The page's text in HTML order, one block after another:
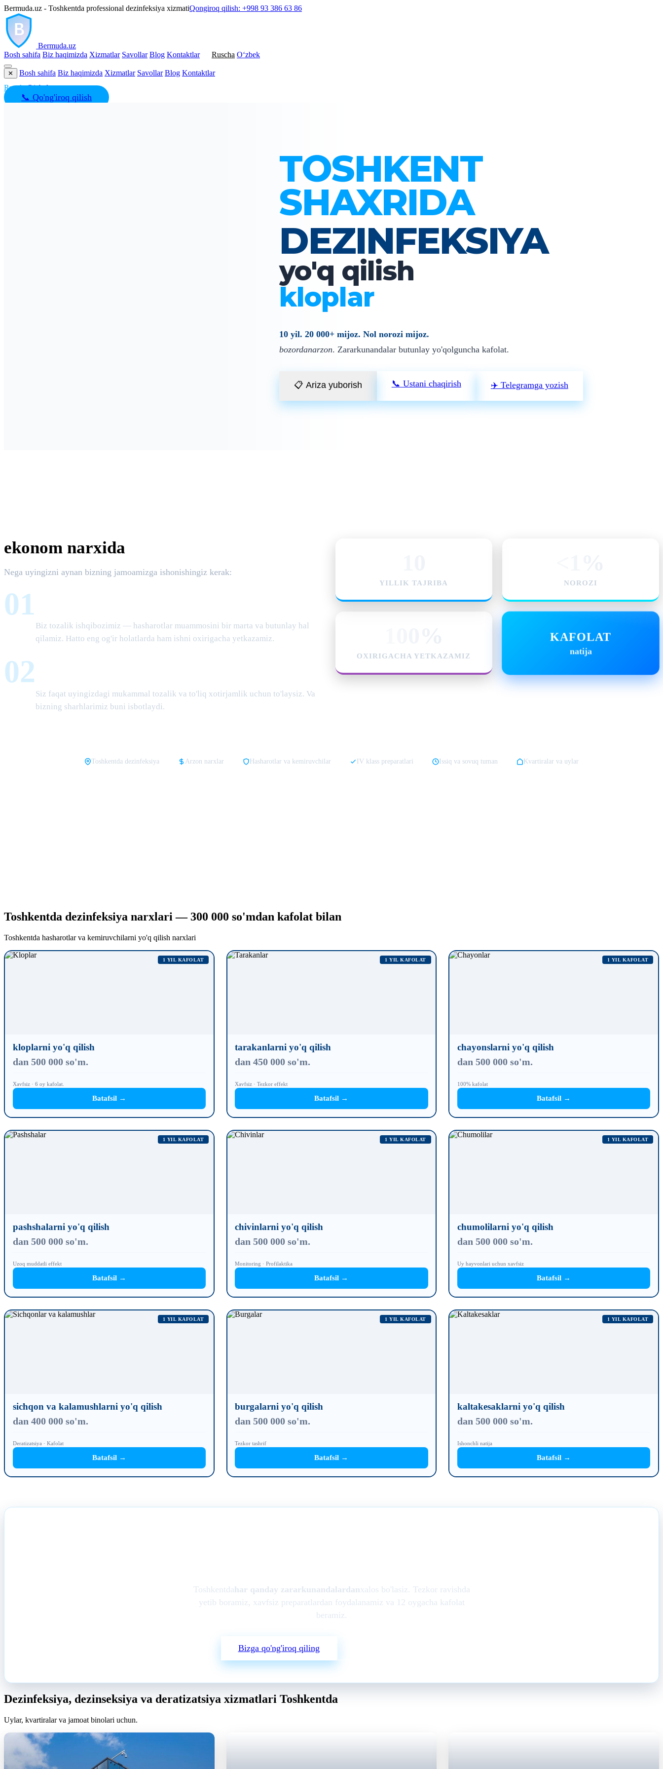
Bermuda.uz - Toshkentda professional dezinfeksiya xizmatiQongiroq qilish: +998 93 386 63 86
Bermuda.uz
Bosh sahifa Biz haqimizda Xizmatlar Savollar Blog Kontaktlar Ruscha Oʻzbek
✕ Bosh sahifa Biz haqimizda Xizmatlar Savollar Blog Kontaktlar
RuschaOʻzbek
📞 Qo'ng'iroq qilish
TOSHKENT
SHAXRIDA
DEZINFEKSIYA
yo'q qilish
chayonlar
10 yil. 20 000+ mijoz. Nol norozi mijoz.
bozordanarzon. Zararkunandalar butunlay yo'qolguncha kafolat.
📋 Ariza yuborish 📞 Ustani chaqirish ✈️ Telegramga yozish
ekonom narxida
Nega uyingizni aynan bizning jamoamizga ishonishingiz kerak:
01
Biz tozalik ishqibozimiz — hasharotlar muammosini bir marta va butunlay hal
qilamiz. Hatto eng og'ir holatlarda ham ishni oxirigacha yetkazamiz.
02
Siz faqat uyingizdagi mukammal tozalik va to'liq xotirjamlik uchun to'laysiz. Va
bizning sharhlarimiz buni isbotlaydi.
YILLIK TAJRIBA NOROZI
OXIRIGACHA YETKAZAMIZ
KAFOLAT
natija
Toshkentda dezinfeksiya Arzon narxlar Hasharotlar va kemiruvchilar IV klass preparatlari Issiq va sovuq tuman Kvartiralar va uylar
Toshkentda dezinfeksiya narxlari — 300 000 so'mdan kafolat bilan
Toshkentda hasharotlar va kemiruvchilarni yo'q qilish narxlari
1 YIL KAFOLAT
kloplarni yo'q qilish
dan 500 000 so'm.
Xavfsiz · 6 oy kafolat.
Batafsil →
1 YIL KAFOLAT
tarakanlarni yo'q qilish
dan 450 000 so'm.
Xavfsiz · Tezkor effekt
Batafsil →
1 YIL KAFOLAT
chayonslarni yo'q qilish
dan 500 000 so'm.
100% kafolat
Batafsil →
1 YIL KAFOLAT
pashshalarni yo'q qilish
dan 500 000 so'm.
Uzoq muddatli effekt
Batafsil →
1 YIL KAFOLAT
chivinlarni yo'q qilish
dan 500 000 so'm.
Monitoring · Profilaktika
Batafsil →
1 YIL KAFOLAT
chumolilarni yo'q qilish
dan 500 000 so'm.
Uy hayvonlari uchun xavfsiz
Batafsil →
1 YIL KAFOLAT
sichqon va kalamushlarni yo'q qilish
dan 400 000 so'm.
Deratizatsiya · Kafolat
Batafsil →
1 YIL KAFOLAT
burgalarni yo'q qilish
dan 500 000 so'm.
Tezkor tashrif
Batafsil →
1 YIL KAFOLAT
kaltakesaklarni yo'q qilish
dan 500 000 so'm.
Ishonchli natija
Batafsil →
Toshkentdahar qanday zararkunandalardanxalos bo'lasiz. Tezkor ravishda
yetib boramiz, xavfsiz preparatlardan foydalanamiz va 12 oygacha kafolat
beramiz.
Bizga qo'ng'iroq qiling
Dezinfeksiya, dezinseksiya va deratizatsiya xizmatlari Toshkentda
Uylar, kvartiralar va jamoat binolari uchun.